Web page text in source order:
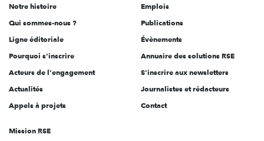
l'engagement
Notre histoire
Qui sommes-nous ?
Ligne éditoriale
Pourquoi s'inscrire
Acteurs de l'engagement
Actualités
Appels à projets
Emplois
Publications
Évènements
Annuaire des solutions RSE
S'inscrire aux newsletters
Journalistes et rédacteurs
Contact
Mission RSE